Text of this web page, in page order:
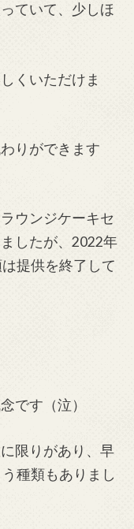
ていて、少しほ
くいただけま
りができます
ウンジケーキセ
したが、2022年
提供を終了して
です（泣）
限りがあり、早
種類もありまし